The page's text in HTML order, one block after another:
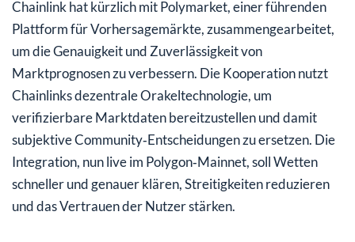
Chainlink hat kürzlich mit Polymarket, einer führenden
Plattform für Vorhersagemärkte, zusammengearbeitet,
um die Genauigkeit und Zuverlässigkeit von
Marktprognosen zu verbessern. Die Kooperation nutzt
Chainlinks dezentrale Orakeltechnologie, um
verifizierbare Marktdaten bereitzustellen und damit
subjektive Community‑Entscheidungen zu ersetzen. Die
Integration, nun live im Polygon‑Mainnet, soll Wetten
schneller und genauer klären, Streitigkeiten reduzieren
und das Vertrauen der Nutzer stärken.